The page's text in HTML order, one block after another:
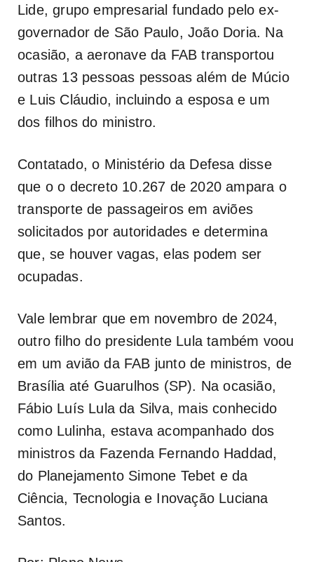
Lide, grupo empresarial fundado pelo ex-
governador de São Paulo, João Doria. Na
ocasião, a aeronave da FAB transportou
outras 13 pessoas pessoas além de Múcio
e Luis Cláudio, incluindo a esposa e um
dos filhos do ministro.
Contatado, o Ministério da Defesa disse
que o o decreto 10.267 de 2020 ampara o
transporte de passageiros em aviões
solicitados por autoridades e determina
que, se houver vagas, elas podem ser
ocupadas.
Vale lembrar que em novembro de 2024,
outro filho do presidente Lula também voou
em um avião da FAB junto de ministros, de
Brasília até Guarulhos (SP). Na ocasião,
Fábio Luís Lula da Silva, mais conhecido
como Lulinha, estava acompanhado dos
ministros da Fazenda Fernando Haddad,
do Planejamento Simone Tebet e da
Ciência, Tecnologia e Inovação Luciana
Santos.